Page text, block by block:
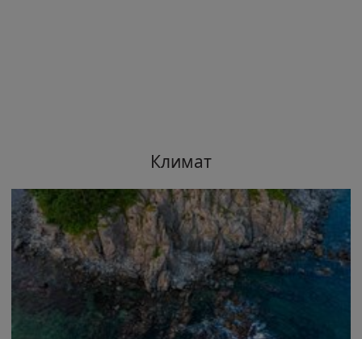
Климат